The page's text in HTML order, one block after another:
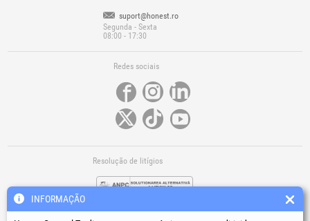
suport@honest.ro
Segunda - Sexta
08:00 - 17:30
Redes sociais
Resolução de litígios
INFORMAÇÃO